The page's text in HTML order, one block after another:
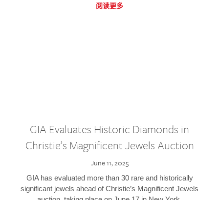
阅读更多
GIA Evaluates Historic Diamonds in
Christie’s Magnificent Jewels Auction
June 11, 2025
GIA has evaluated more than 30 rare and historically
significant jewels ahead of Christie’s Magnificent Jewels